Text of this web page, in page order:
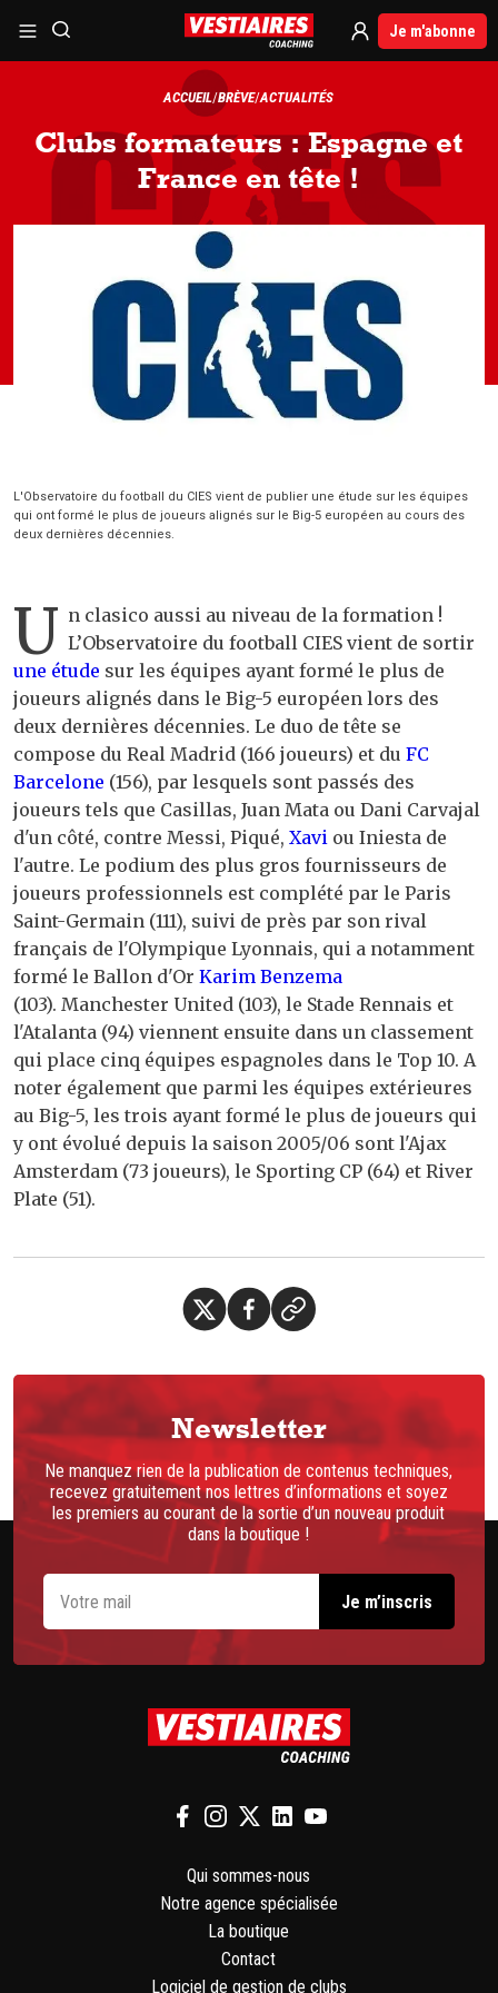
Je m'abonne
ACCUEIL BRÈVE ACTUALITÉS
Clubs formateurs : Espagne et
France en tête !
L'Observatoire du football du CIES vient de publier une étude sur les équipes
qui ont formé le plus de joueurs alignés sur le Big-5 européen au cours des
deux dernières décennies.
U n clasico aussi au niveau de la formation !
L’Observatoire du football CIES vient de sortir
une étude sur les équipes ayant formé le plus de
joueurs alignés dans le Big-5 européen lors des
deux dernières décennies. Le duo de tête se
compose du Real Madrid (166 joueurs) et du FC
Barcelone (156), par lesquels sont passés des
joueurs tels que Casillas, Juan Mata ou Dani Carvajal
d'un côté, contre Messi, Piqué, Xavi ou Iniesta de
l'autre. Le podium des plus gros fournisseurs de
joueurs professionnels est complété par le Paris
Saint-Germain (111), suivi de près par son rival
français de l'Olympique Lyonnais, qui a notamment
formé le Ballon d'Or Karim Benzema
(103). Manchester United (103), le Stade Rennais et
l'Atalanta (94) viennent ensuite dans un classement
qui place cinq équipes espagnoles dans le Top 10. A
noter également que parmi les équipes extérieures
au Big-5, les trois ayant formé le plus de joueurs qui
y ont évolué depuis la saison 2005/06 sont l'Ajax
Amsterdam (73 joueurs), le Sporting CP (64) et River
Plate (51).
Newsletter
Ne manquez rien de la publication de contenus techniques,
recevez gratuitement nos lettres d’informations et soyez
les premiers au courant de la sortie d’un nouveau produit
dans la boutique !
Qui sommes-nous
Notre agence spécialisée
La boutique
Contact
Logiciel de gestion de clubs